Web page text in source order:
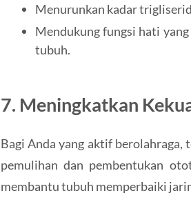
Menurunkan kadar
Mendukung fungsi hati
tubuh.
7. Meningkatkan
Bagi Anda yang aktif berolahraga,
pemulihan dan pembentukan
membantu tubuh memperbaiki